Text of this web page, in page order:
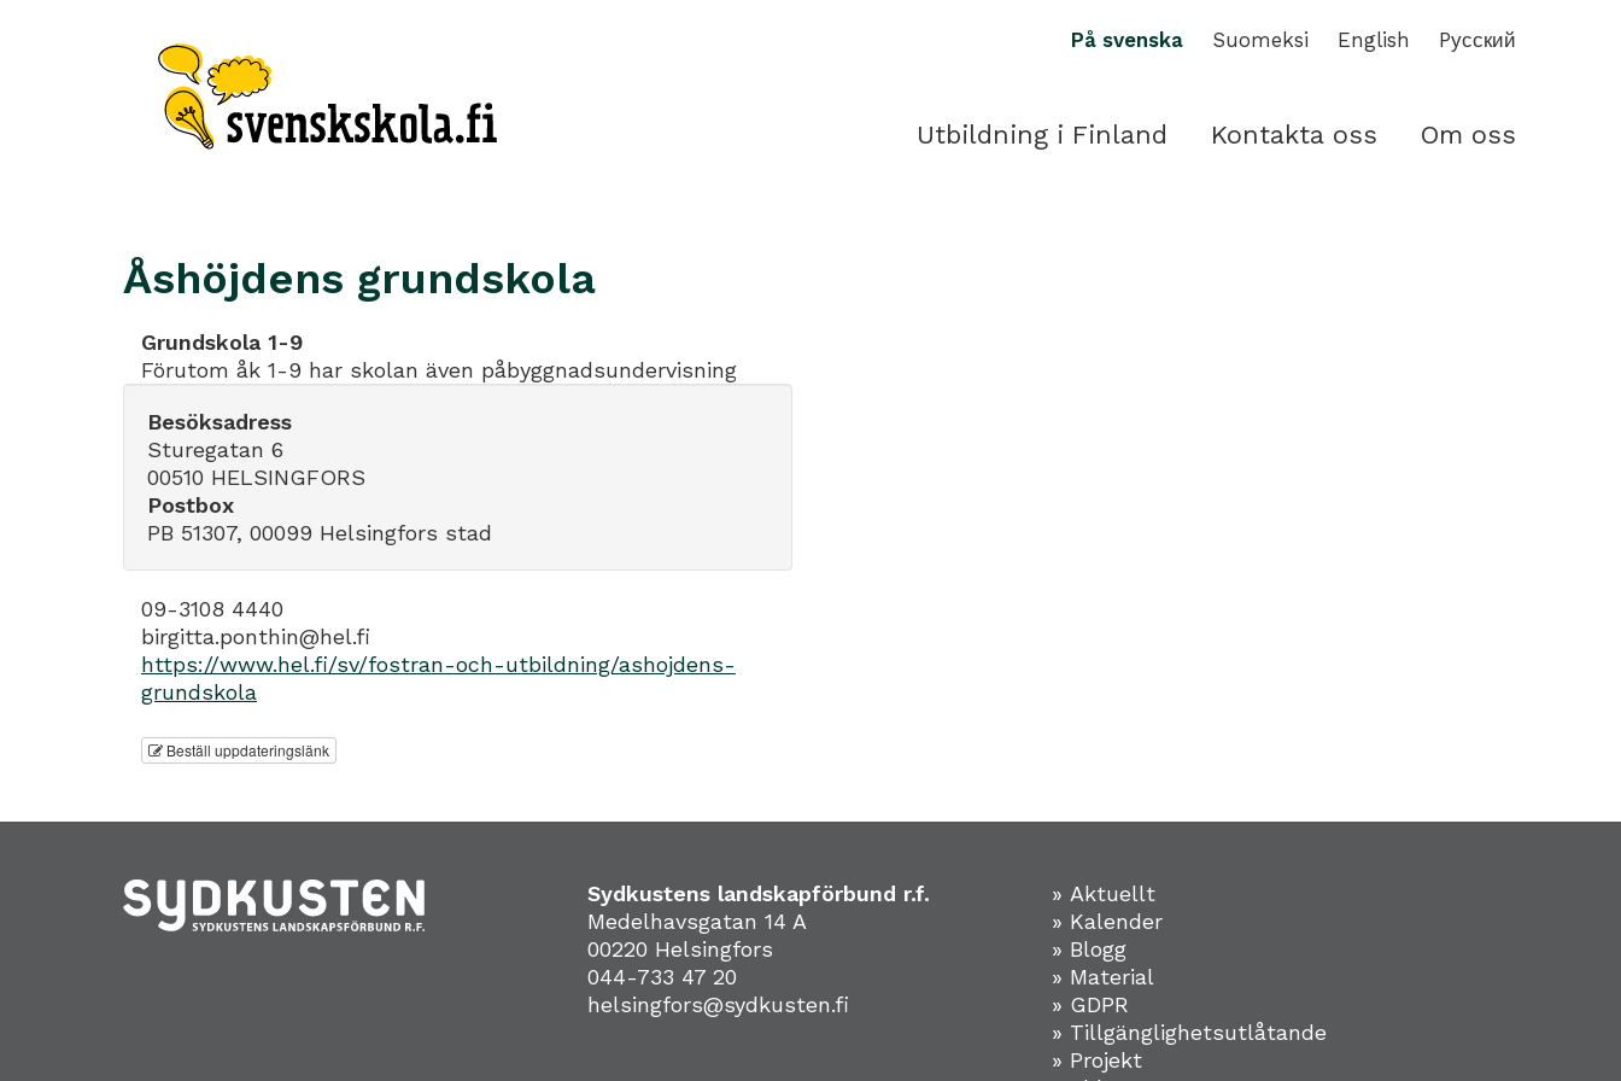
På svenska Suomeksi English Pусский
Utbildning i Finland Kontakta oss Om oss
Åshöjdens grundskola
Grundskola 1-9
Förutom åk 1-9 har skolan även påbyggnadsundervisning
Besöksadress
Sturegatan 6
00510 HELSINGFORS
Postbox
PB 51307, 00099 Helsingfors stad
09-3108 4440
birgitta.ponthin@hel.fi
https://www.hel.fi/sv/fostran-och-utbildning/ashojdens-
grundskola
Beställ uppdateringslänk
Sydkustens landskapförbund r.f.
Medelhavsgatan 14 A
00220 Helsingfors
044-733 47 20
helsingfors@sydkusten.fi
» Aktuellt
» Kalender
» Blogg
» Material
» GDPR
» Tillgänglighetsutlåtande
» Projekt